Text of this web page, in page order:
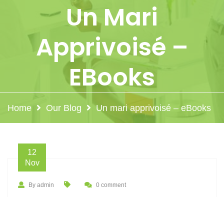
Un Mari
Apprivoisé –
EBooks
Home Our Blog Un mari apprivoisé – eBooks
12
Nov
By admin 0 comment